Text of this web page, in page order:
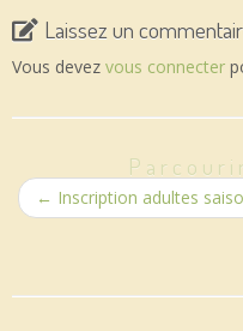
Laissez un
Vous devez vous connecter
← Inscription adultes